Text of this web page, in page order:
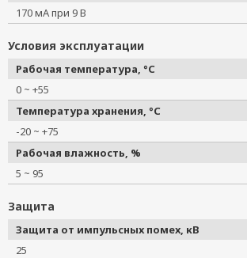
170 мА при 9 В
Условия эксплуатации
Рабочая температура, °C
0 ~ +55
Температура хранения, °C
-20 ~ +75
Рабочая влажность, %
5 ~ 95
Защита
Защита от импульсных помех, кВ
25